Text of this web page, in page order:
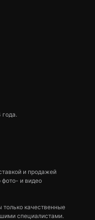
и продажей
фото- и видео
качественные
специалистами.